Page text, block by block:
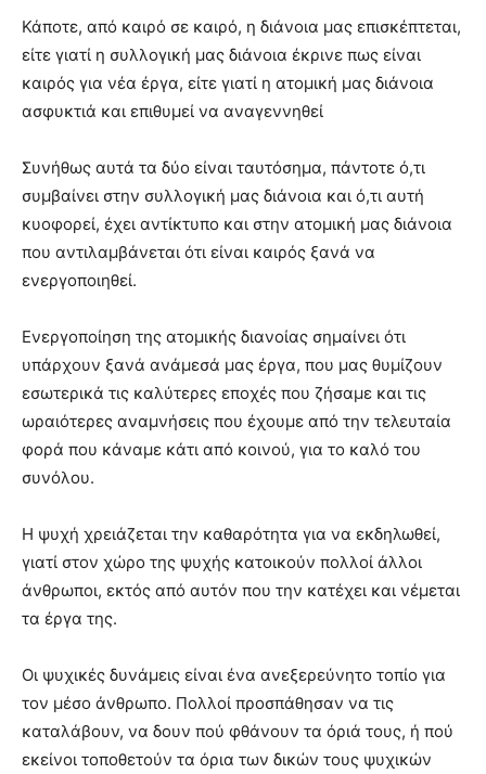
Κάποτε, από καιρό σε καιρό, η διάνοια μας επισκέπτεται,
είτε γιατί η συλλογική μας διάνοια έκρινε πως είναι
καιρός για νέα έργα, είτε γιατί η ατομική μας διάνοια
ασφυκτιά και επιθυμεί να αναγεννηθεί
Συνήθως αυτά τα δύο είναι ταυτόσημα, πάντοτε ό,τι
συμβαίνει στην συλλογική μας διάνοια και ό,τι αυτή
κυοφορεί, έχει αντίκτυπο και στην ατομική μας διάνοια
που αντιλαμβάνεται ότι είναι καιρός ξανά να
ενεργοποιηθεί.
Ενεργοποίηση της ατομικής διανοίας σημαίνει ότι
υπάρχουν ξανά ανάμεσά μας έργα, που μας θυμίζουν
εσωτερικά τις καλύτερες εποχές που ζήσαμε και τις
ωραιότερες αναμνήσεις που έχουμε από την τελευταία
φορά που κάναμε κάτι από κοινού, για το καλό του
συνόλου.
Η ψυχή χρειάζεται την καθαρότητα για να εκδηλωθεί,
γιατί στον χώρο της ψυχής κατοικούν πολλοί άλλοι
άνθρωποι, εκτός από αυτόν που την κατέχει και νέμεται
τα έργα της.
Οι ψυχικές δυνάμεις είναι ένα ανεξερεύνητο τοπίο για
τον μέσο άνθρωπο. Πολλοί προσπάθησαν να τις
καταλάβουν, να δουν πού φθάνουν τα όριά τους, ή πού
εκείνοι τοποθετούν τα όρια των δικών τους ψυχικών